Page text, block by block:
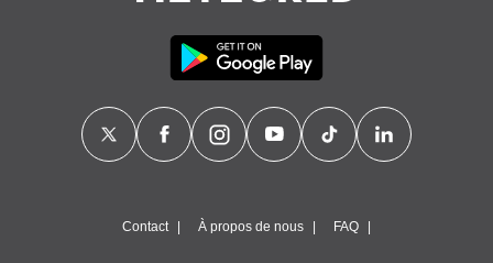
Contact À propos de nous FAQ